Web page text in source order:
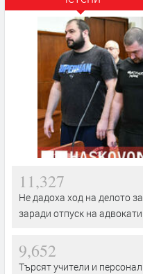
11,327
Не дадоха ход на делото
заради отпуск на адвокати
9,652
Търсят учители и